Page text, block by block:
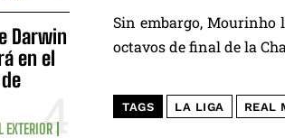
Darwin
en el
EXTERIOR
Sin embargo, Mourinho
octavos de final de la
TAGS LA LIGA REAL